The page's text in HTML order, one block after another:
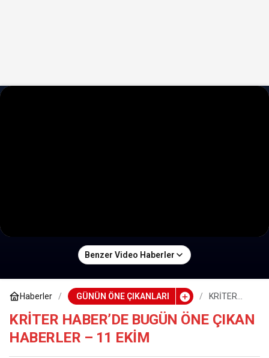
Benzer Video Haberler
Haberler GÜNÜN ÖNE ÇIKANLARI
KRİTER
BUGÜN ÖNE
ÇIKAN
KRİTER HABER’DE BUGÜN ÖNE ÇIKAN
HABERLER – 11 EKİM